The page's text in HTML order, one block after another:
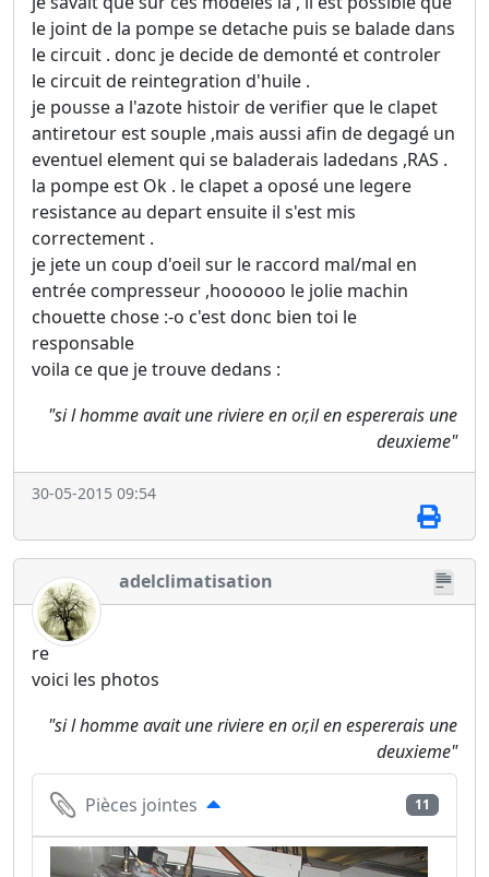
le joint de la pompe se detache puis se balade dans
le circuit . donc je decide de demonté et controler
le circuit de reintegration d'huile .
je pousse a l'azote histoir de verifier que le clapet
antiretour est souple ,mais aussi afin de degagé un
eventuel element qui se baladerais ladedans ,RAS .
la pompe est Ok . le clapet a oposé une legere
resistance au depart ensuite il s'est mis
correctement .
je jete un coup d'oeil sur le raccord mal/mal en
entrée compresseur ,hoooooo le jolie machin
chouette chose :-o c'est donc bien toi le
responsable
voila ce que je trouve dedans :
"si l homme avait une riviere en or,il en espererais une
deuxieme"
30-05-2015 09:54
adelclimatisation
re
voici les photos
"si l homme avait une riviere en or,il en espererais une
deuxieme"
Pièces jointes 11